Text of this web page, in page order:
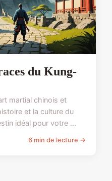
du Kung-
martial chinois et
et la culture du
idéal pour votre ...
6 min de lecture →